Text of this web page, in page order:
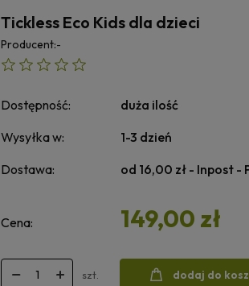
Tickless Eco Kids dla dzieci
Producent:-
Dostępność:
duża ilość
Wysyłka w:
1-3 dzień
Dostawa:
od 16,00 zł - Inpost -
Cena: 149,00 zł
szt. dodaj do